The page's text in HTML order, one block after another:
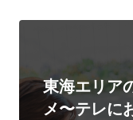
東海エリア
メ〜テレに